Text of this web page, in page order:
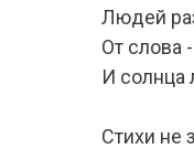
Людей
От слова
И солнца
Стихи не